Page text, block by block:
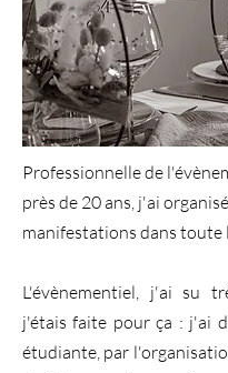
Professionnelle de
près de 20 ans, j'ai
manifestations dans toute
L'évènementiel, j'ai su
j'étais faite pour ça : j'ai
étudiante, par